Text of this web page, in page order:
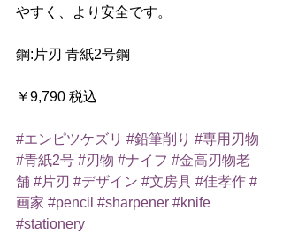
やすく、より安全です。
鋼:片刃 青紙2号鋼
￥9,790 税込
#エンピツケズリ #鉛筆削り #専用刃物
#青紙2号 #刃物 #ナイフ #金高刃物老
舗 #片刃 #デザイン #文房具 #佳孝作 #
画家 #pencil #sharpener #knife
#stationery